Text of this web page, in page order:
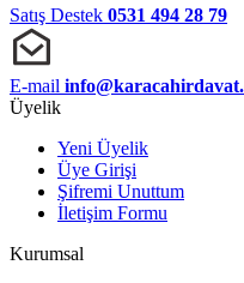
Satış Destek 0531 494 28 79
E-mail
Üyelik
Yeni Üyelik
Üye Girişi
Şifremi Unuttum
İletişim Formu
Kurumsal